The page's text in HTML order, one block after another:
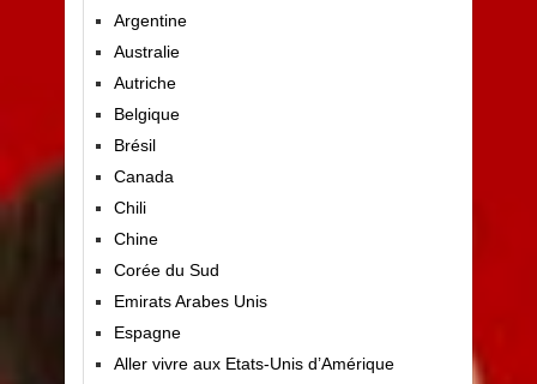
Argentine
Australie
Autriche
Belgique
Brésil
Canada
Chili
Chine
Corée du Sud
Emirats Arabes Unis
Espagne
Aller vivre aux Etats-Unis d’Amérique